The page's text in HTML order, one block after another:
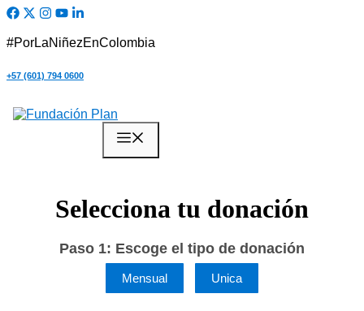
Saltar
contenido
#PorLaNiñezEnColombia
+57 (601) 794 0600
Selecciona tu donación
Paso 1: Escoge el tipo de donación
Mensual Unica